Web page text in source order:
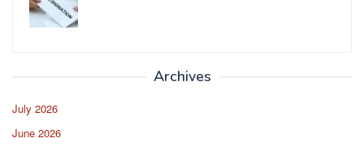
Archives
July 2026
June 2026